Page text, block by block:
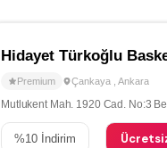
Premium Çankaya Ankara
Mutlukent Mah. 1920 Cad. No:3
%10 İndirim